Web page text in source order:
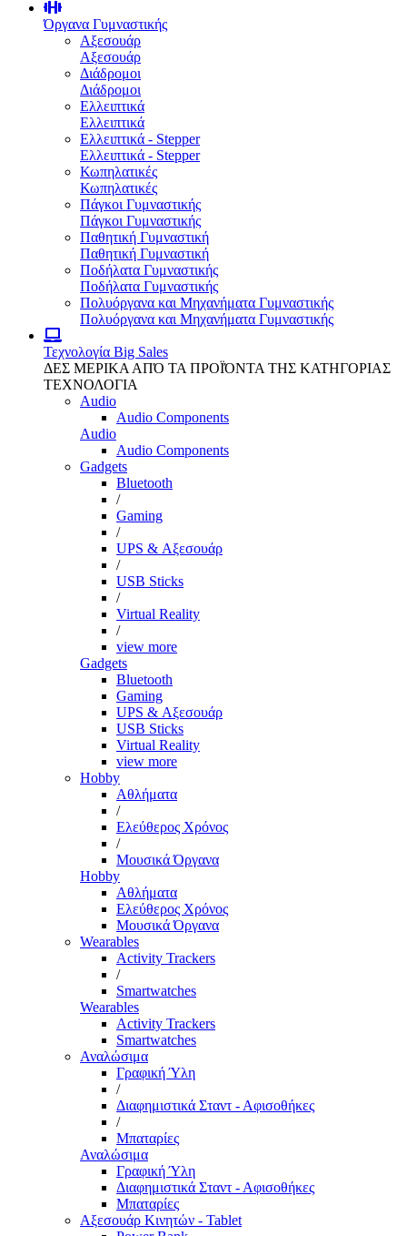
Όργανα Γυμναστικής
Αξεσουάρ
Αξεσουάρ
Διάδρομοι
Διάδρομοι
Ελλειπτικά
Ελλειπτικά
Ελλειπτικά - Stepper
Ελλειπτικά - Stepper
Κωπηλατικές
Κωπηλατικές
Πάγκοι Γυμναστικής
Πάγκοι Γυμναστικής
Παθητική Γυμναστική
Παθητική Γυμναστική
Ποδήλατα Γυμναστικής
Ποδήλατα Γυμναστικής
Πολυόργανα και Μηχανήματα Γυμναστικής
Πολυόργανα και Μηχανήματα Γυμναστικής
Τεχνολογία Big Sales
ΔΕΣ ΜΕΡΙΚΑ ΑΠΌ ΤΑ ΠΡΟΪΌΝΤΑ ΤΗΣ ΚΑΤΗΓΟΡΙΑΣ
ΤΕΧΝΟΛΟΓΙΑ
Audio
Audio Components
Audio
Audio Components
Gadgets
Bluetooth
/
Gaming
/
UPS & Αξεσουάρ
/
USB Sticks
/
Virtual Reality
/
view more
Gadgets
Bluetooth
Gaming
UPS & Αξεσουάρ
USB Sticks
Virtual Reality
view more
Hobby
Αθλήματα
/
Ελεύθερος Χρόνος
/
Μουσικά Όργανα
Hobby
Αθλήματα
Ελεύθερος Χρόνος
Μουσικά Όργανα
Wearables
Activity Trackers
/
Smartwatches
Wearables
Activity Trackers
Smartwatches
Αναλώσιμα
Γραφική Ύλη
/
Διαφημιστικά Σταντ - Αφισοθήκες
/
Μπαταρίες
Αναλώσιμα
Γραφική Ύλη
Διαφημιστικά Σταντ - Αφισοθήκες
Μπαταρίες
Αξεσουάρ Κινητών - Tablet